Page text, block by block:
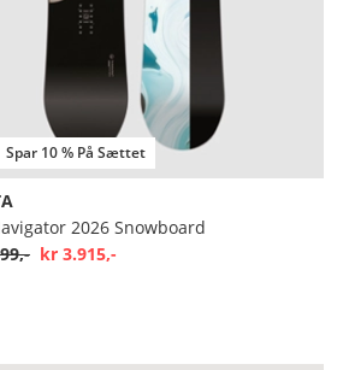
Spar 10 % På Sættet
2026 Snowboard
kr 3.915,-